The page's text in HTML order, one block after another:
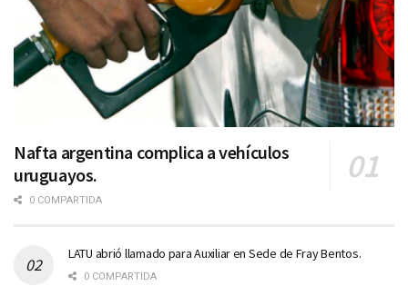
Nafta argentina complica a vehículos
uruguayos.
0 COMPARTIDA
LATU abrió llamado para Auxiliar en Sede de Fray Bentos.
0 COMPARTIDA